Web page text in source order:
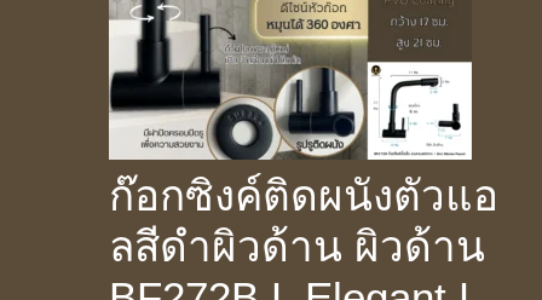
ก๊อกซิงค์ติดผนังตัวแอ
ลสีดำผิวด้าน ผิวด้าน